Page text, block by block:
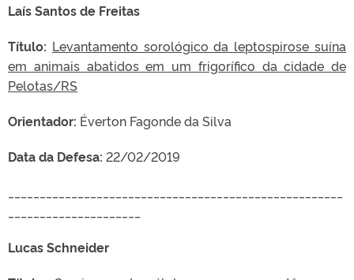
Laís Santos de Freitas
Título: Levantamento sorológico da leptospirose suína
em animais abatidos em um frigorífico da cidade de
Pelotas/RS
Orientador: Éverton Fagonde da Silva
Data da Defesa: 22/02/2019
Lucas Schneider